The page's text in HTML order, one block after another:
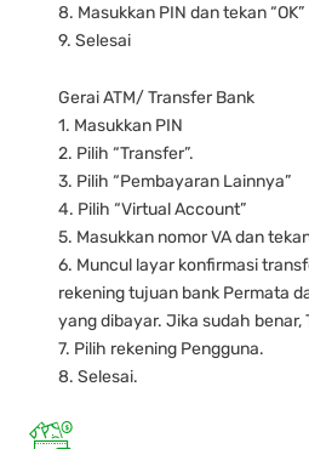
8. Masukkan PIN dan tekan “OK”
9. Selesai
Gerai ATM/ Transfer Bank
1. Masukkan PIN
2. Pilih “Transfer”.
3. Pilih “Pembayaran Lainnya”
4. Pilih “Virtual Account”
5. Masukkan nomor VA dan tekan
6. Muncul layar konfirmasi
rekening tujuan bank Permata
yang dibayar. Jika sudah benar,
7. Pilih rekening Pengguna.
8. Selesai.